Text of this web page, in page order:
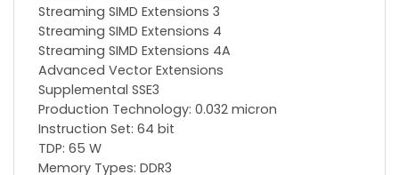
Streaming SIMD Extensions 3
Streaming SIMD Extensions 4
Streaming SIMD Extensions 4A
Advanced Vector Extensions
Supplemental SSE3
Production Technology: 0.032 micron
Instruction Set: 64 bit
TDP: 65 W
Memory Types: DDR3